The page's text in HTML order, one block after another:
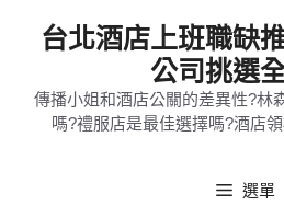
台北酒店上班職缺
公司挑選
傳播小姐和酒店公關的差異性?林
嗎?禮服店是最佳選擇嗎?酒店
選單